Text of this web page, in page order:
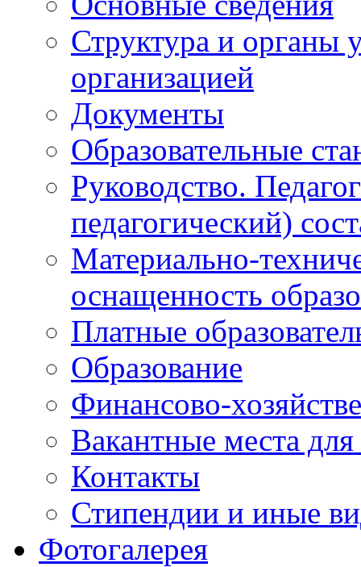
Структура и органы
организацией
Документы
Образовательные
Руководство.
педагогический)
Материально-
оснащенность
Платные
Образование
Финансово-
Вакантные места
Контакты
Стипендии и иные
Фотогалерея